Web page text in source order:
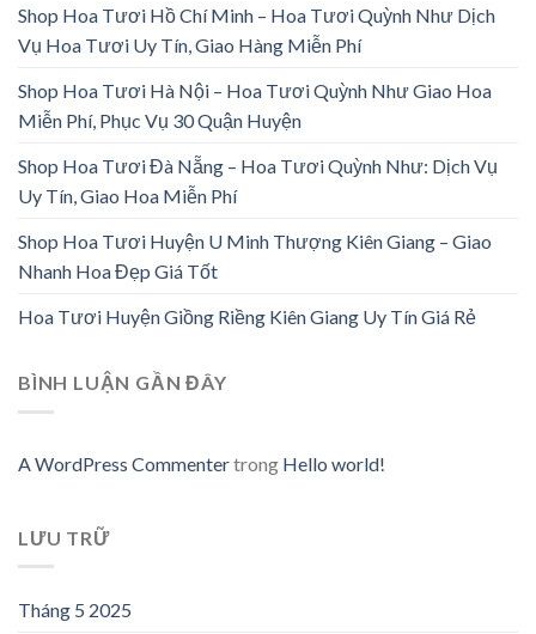
Shop Hoa Tươi Hồ Chí Minh – Hoa Tươi Quỳnh Như Dịch
Vụ Hoa Tươi Uy Tín, Giao Hàng Miễn Phí
Shop Hoa Tươi Hà Nội – Hoa Tươi Quỳnh Như Giao Hoa
Miễn Phí, Phục Vụ 30 Quận Huyện
Shop Hoa Tươi Đà Nẵng – Hoa Tươi Quỳnh Như: Dịch Vụ
Uy Tín, Giao Hoa Miễn Phí
Shop Hoa Tươi Huyện U Minh Thượng Kiên Giang – Giao
Nhanh Hoa Đẹp Giá Tốt
Hoa Tươi Huyện Giồng Riềng Kiên Giang Uy Tín Giá Rẻ
BÌNH LUẬN GẦN ĐÂY
A WordPress Commentertrong Hello world!
LƯU TRỮ
Tháng 5 2025